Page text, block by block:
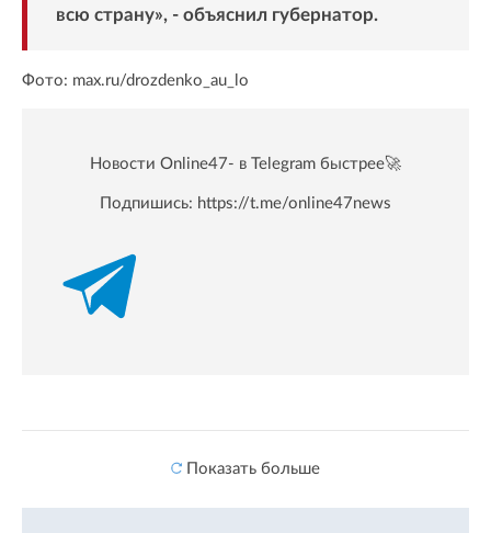
всю страну», - объяснил губернатор.
Фото: max.ru/drozdenko_au_lo
Новости Online47- в Telegram быстрее🚀
Подпишись: https://t.me/online47news
Показать больше